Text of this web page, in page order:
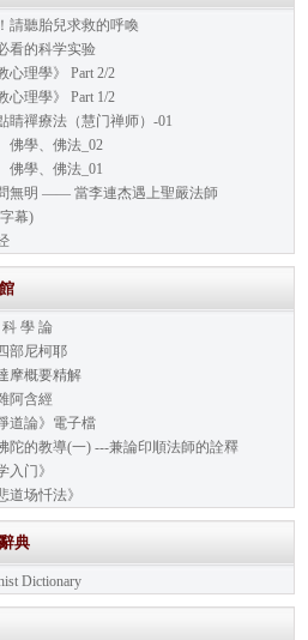
請聽胎兒求救的呼喚
看的科学实验
心理學》 Part 2/2
心理學》 Part 1/2
睛禪療法（慧门禅师）-01
佛學、佛法_02
佛學、佛法_01
無明 —— 當李連杰遇上聖嚴法師
幕)
學 論
部尼柯耶
摩概要精解
阿含經
道論》電子檔
陀的教導(一) ---兼論印順法師的詮釋
入门》
道场忏法》
典
Dictionary